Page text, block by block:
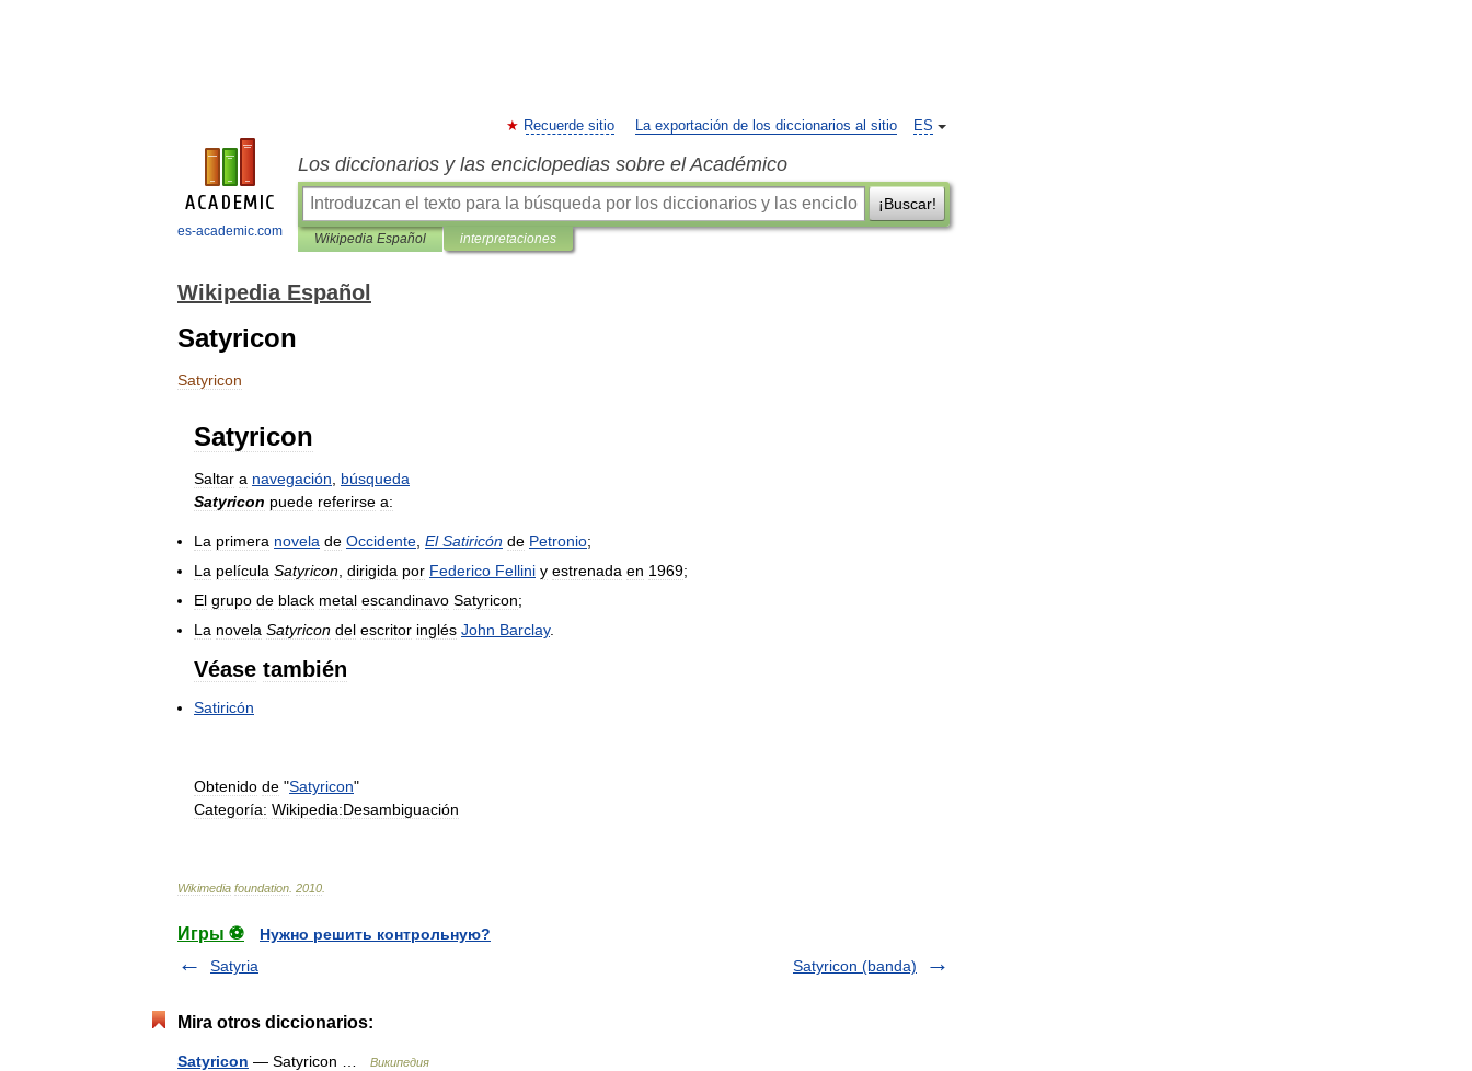
es-academic.com
ES
Recuerde sitio La exportación de los diccionarios al sitio
Los diccionarios y las enciclopedias sobre el Académico
¡Buscar!
Wikipedia Español interpretaciones
Wikipedia Español
Satyricon
Satyricon
Satyricon
Saltar a navegación
búsqueda
Satyricon puede referirse a:
La primera novela de Occidente El Satiricón de Petronio;
La película Satyricon dirigida por Federico Fellini y estrenada en 1969;
El grupo de black metal escandinavo Satyricon;
La novela Satyricon del escritor inglés John Barclay.
Véase también
Satiricón
Obtenido de "Satyricon"
Categoría: Wikipedia:Desambiguación
Wikimedia foundation 2010
Игры ⚽
Нужно решить контрольную?
Satyria
Satyricon (banda)
Mira otros diccionarios:
Satyricon — Satyricon … Википедия